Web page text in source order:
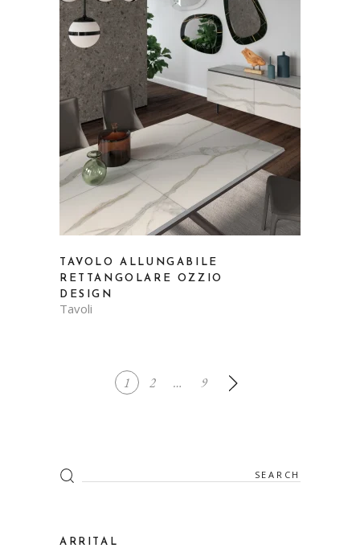
TAVOLO ALLUNGABILE
RETTANGOLARE OZZIO
DESIGN
Tavoli
1 2 … 9
Search
for:
ARRITAL